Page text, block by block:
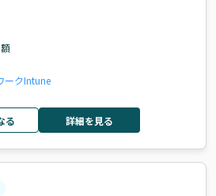
ークIntune
る 詳細を見る